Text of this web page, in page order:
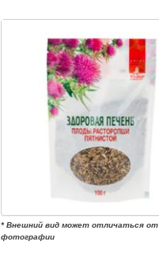
* Внешний вид может отличаться от
фотографии